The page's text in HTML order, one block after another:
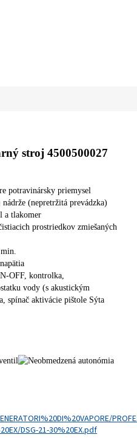
stroj 4500500027
potravinársky priemysel
(nepretržitá prevádzka)
a tlakomer
prostriedkov zmiešaných
OFF, kontrolka,
vody (s akustickým
spínač aktivácie pištole Sýta
DSG-21-30%20EX.pdf